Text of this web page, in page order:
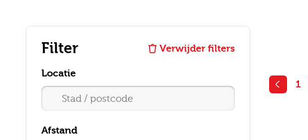
Filter Verwijder filters
Locatie
Afstand
1